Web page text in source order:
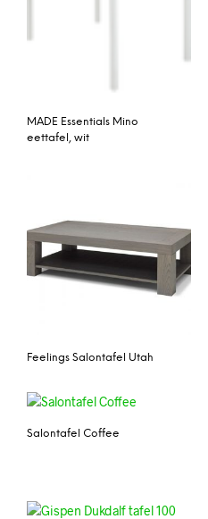
MADE Essentials Mino
eettafel, wit
Feelings Salontafel Utah
Salontafel Coffee